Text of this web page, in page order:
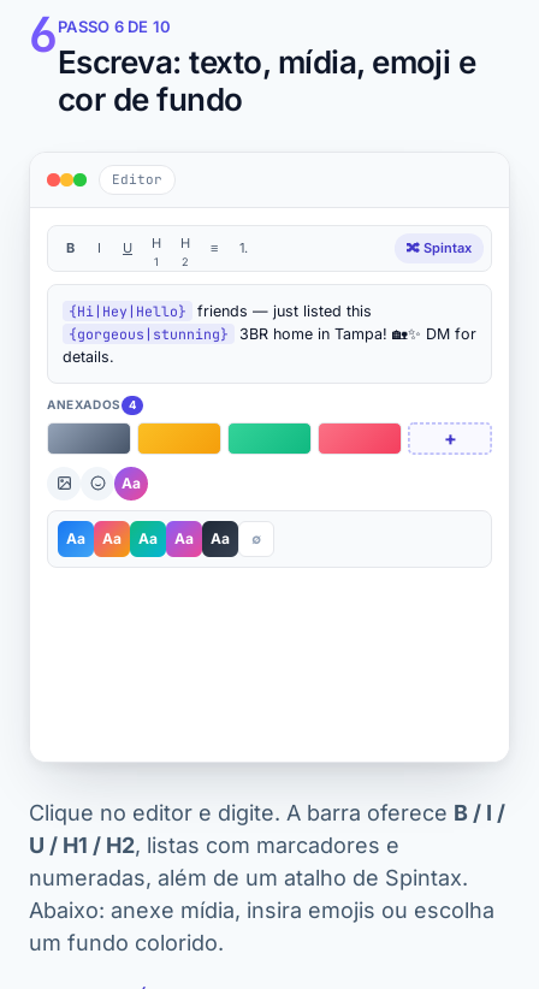
6PASSO 6 DE 10
Escreva: texto, mídia, emoji e
cor de fundo
Editor
B I U H
1
H
2
≡ 1. 🔀 Spintax
{Hi|Hey|Hello}
friends — just listed this
{gorgeous|stunning}
3BR home in Tampa! 🏡✨ DM for
details.
ANEXADOS 4
+
Aa
Aa Aa Aa Aa Aa ∅
Clique no editor e digite. A barra oferece B / I /
U / H1 / H2, listas com marcadores e
numeradas, além de um atalho de Spintax.
Abaixo: anexe mídia, insira emojis ou escolha
um fundo colorido.